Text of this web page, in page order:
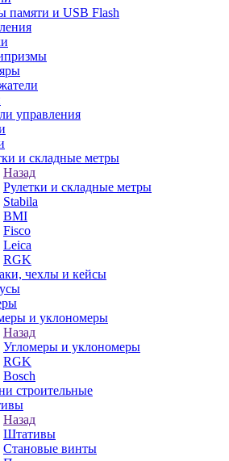
памяти и USB Flash
управления
и складные метры
Назад
Рулетки и складные метры
Stabila
BMI
Fisco
Leica
RGK
чехлы и кейсы
и уклономеры
Назад
Угломеры и уклономеры
RGK
Bosch
строительные
Назад
Штативы
Становые винты